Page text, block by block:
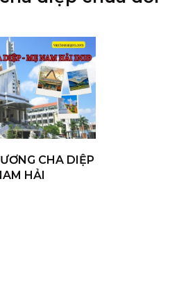
CHA DIỆP
HẢI